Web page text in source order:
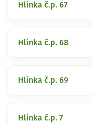
Hlinka č.p. 67
Hlinka č.p. 68
Hlinka č.p. 69
Hlinka č.p. 7